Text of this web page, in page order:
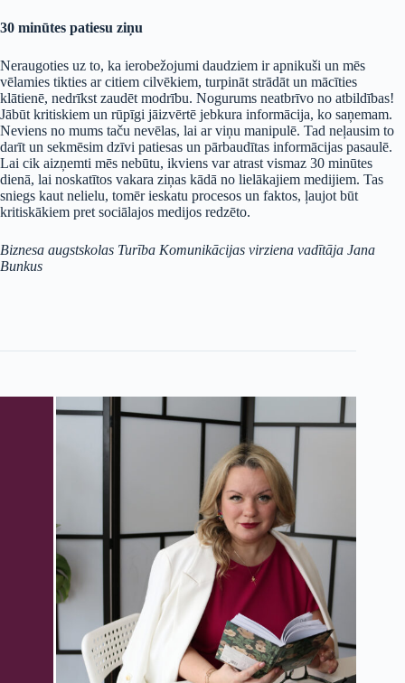
30 minūtes patiesu ziņu
Neraugoties uz to, ka ierobežojumi daudziem ir apnikuši un mēs
vēlamies tikties ar citiem cilvēkiem, turpināt strādāt un mācīties
klātienē, nedrīkst zaudēt modrību. Nogurums neatbrīvo no atbildības!
Jābūt kritiskiem un rūpīgi jāizvērtē jebkura informācija, ko saņemam.
Neviens no mums taču nevēlas, lai ar viņu manipulē. Tad neļausim to
darīt un sekmēsim dzīvi patiesas un pārbaudītas informācijas pasaulē.
Lai cik aizņemti mēs nebūtu, ikviens var atrast vismaz 30 minūtes
dienā, lai noskatītos vakara ziņas kādā no lielākajiem medijiem. Tas
sniegs kaut nelielu, tomēr ieskatu procesos un faktos, ļaujot būt
kritiskākiem pret sociālajos medijos redzēto.
Biznesa augstskolas Turība Komunikācijas virziena vadītāja Jana
Bunkus